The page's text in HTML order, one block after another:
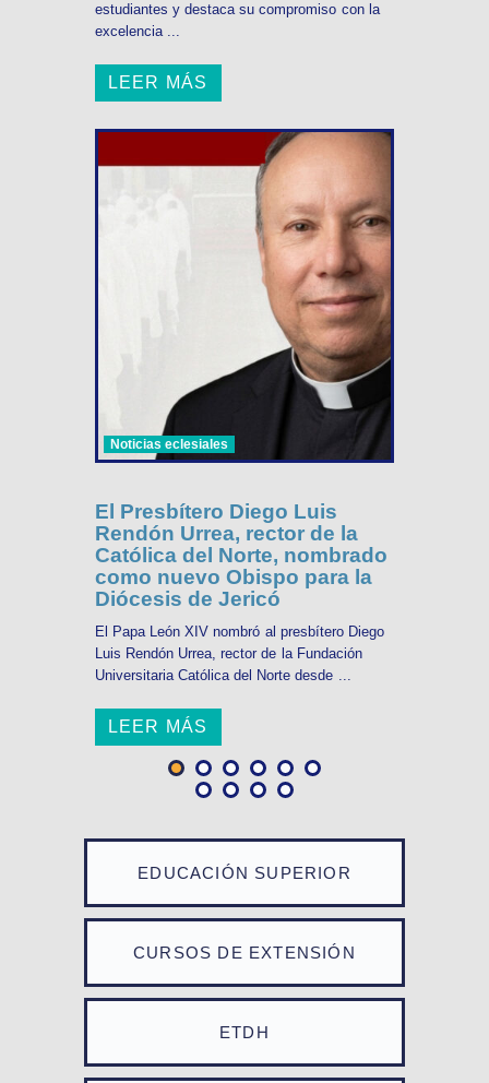
EDUCACIÓN SUPERIOR
CURSOS DE EXTENSIÓN
ETDH
estudiantes y destaca su compromiso con la
excelencia ...
LEER MÁS
Noticias eclesiales
El Presbítero Diego Luis
Rendón Urrea, rector de la
Católica del Norte, nombrado
como nuevo Obispo para la
Diócesis de Jericó
El Papa León XIV nombró al presbítero Diego
Luis Rendón Urrea, rector de la Fundación
Universitaria Católica del Norte desde ...
LEER MÁS